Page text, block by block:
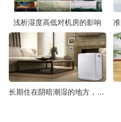
浅析湿度高低对机房的影响
长期住在阴暗潮湿的地方，存在的潜在危害，可不止这5点